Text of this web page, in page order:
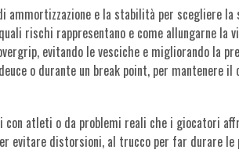
ammortizzazione e la stabilità per scegliere la
rischi rappresentano e come allungarne la
evitando le vesciche e migliorando la
o durante un break point, per mantenere
con atleti o da problemi reali che i giocatori
distorsioni, al trucco per far durare le